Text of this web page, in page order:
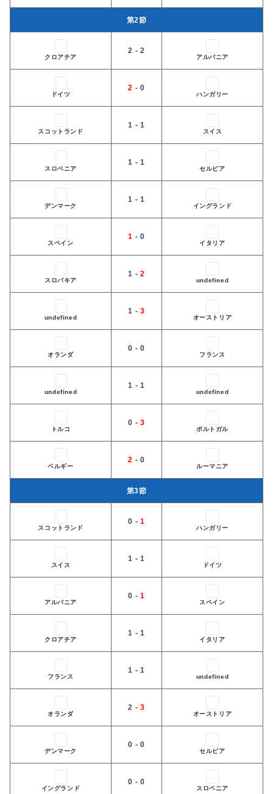
󠁢󠁥󠁮󠁧󠁿第2節
クロアチア
2 - 2
アルバニア
ドイツ
2 - 0
ハンガリー
スコットランド
1 - 1
スイス
スロベニア
1 - 1
セルビア
デンマーク
1 - 1
イングランド
スペイン
1 - 0
イタリア
スロバキア
1 - 2
undefined
undefined
1 - 3
オーストリア
オランダ
0 - 0
フランス
undefined
1 - 1
undefined
トルコ
0 - 3
ポルトガル
ベルギー
2 - 0
ルーマニア
󠁢󠁥󠁮󠁧󠁿第3節
スコットランド
0 - 1
ハンガリー
スイス
1 - 1
ドイツ
アルバニア
0 - 1
スペイン
クロアチア
1 - 1
イタリア
フランス
1 - 1
undefined
オランダ
2 - 3
オーストリア
デンマーク
0 - 0
セルビア
イングランド
0 - 0
スロベニア